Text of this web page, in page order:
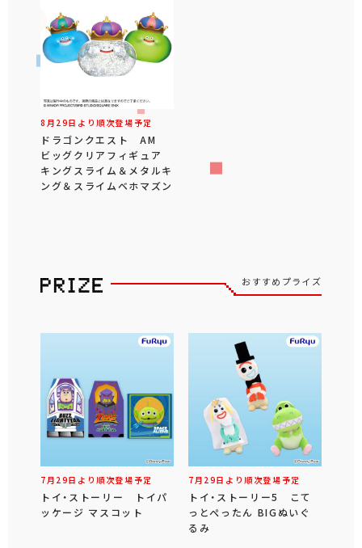
8月29日より順次登場予定
ドラゴンクエスト AM
ビッグクリアフィギュア
キングスライム＆メタルキ
ング＆スライムベホマズン
おすすめプライズ
7月29日より順次登場予定
トイ・ストーリー トイパ
ッケージ マスコット
7月29日より順次登場予定
トイ・ストーリー5 こて
っとぺったん BIGぬいぐ
るみ